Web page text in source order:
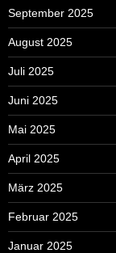
September 2025
August 2025
Juli 2025
Juni 2025
Mai 2025
April 2025
März 2025
Februar 2025
Januar 2025